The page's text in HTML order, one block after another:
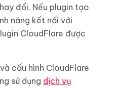
đổi. Nếu plugin tạo
năng kết nối với
CloudFlare được
cấu hình CloudFlare
sử dụng dịch vụ